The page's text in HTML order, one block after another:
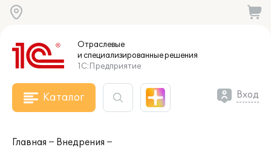
Отраслевые
и специализированныерешения
1С:Предприятие
Каталог Вход
Главная
Внедрения